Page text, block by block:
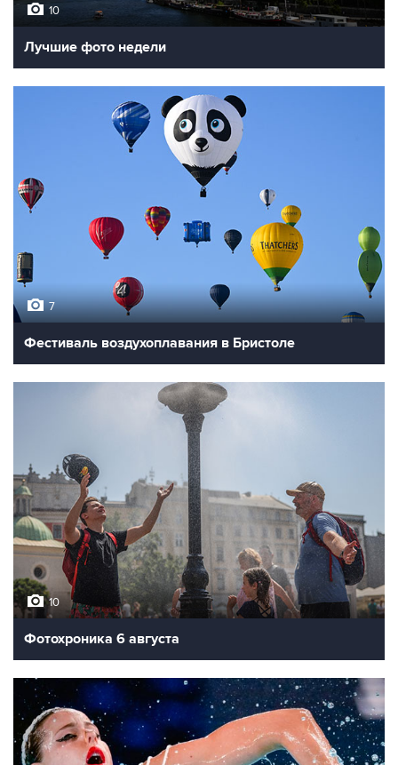
10
Лучшие фото недели
7
Фестиваль воздухоплавания в Бристоле
10
Фотохроника 6 августа